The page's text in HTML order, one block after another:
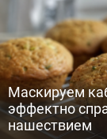
Маскируем
эффектно
нашествием